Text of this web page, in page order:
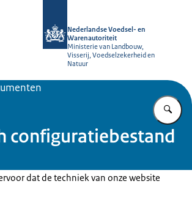
Nederlandse Voedsel- en
Warenautoriteit
Ministerie van Landbouw,
Visserij, Voedselzekerheid en
Natuur
configuratiebestand
dat de techniek van onze website